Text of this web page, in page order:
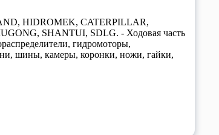
HIDROMEK, CATERPILLAR,
SHANTUI, SDLG. - Ходовая часть
гидромоторы,
шины, камеры, коронки, ножи, гайки,